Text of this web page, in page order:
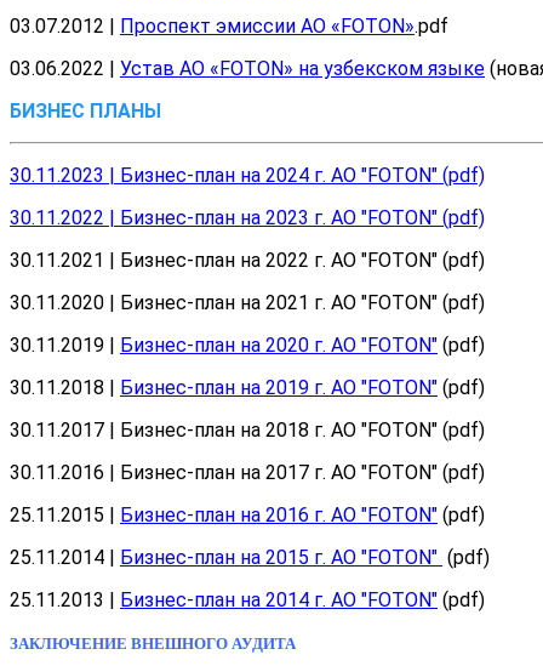
03.07.2012 | Проспект эмиссии АО «FOTON».pdf
03.06.2022 | Устав АО «FOTON» на узбекском языке
БИЗНЕС ПЛАНЫ
30.11.2023 | Бизнес-план на 2024 г. АО "FOTON" (pdf)
30.11.2022 | Бизнес-план на 2023 г. АО "FOTON" (pdf)
30.11.2021 | Бизнес-план на 2022 г. АО "FOTON" (pdf)
30.11.2020 | Бизнес-план на 2021 г. АО "FOTON" (pdf)
30.11.2019 | Бизнес-план на 2020 г. АО "FOTON" (pdf)
30.11.2018 | Бизнес-план на 2019 г. АО "FOTON" (pdf)
30.11.2017 | Бизнес-план на 2018 г. АО "FOTON" (pdf)
30.11.2016 | Бизнес-план на 2017 г. АО "FOTON" (pdf)
25.11.2015 | Бизнес-план на 2016 г. АО "FOTON" (pdf)
25.11.2014 | Бизнес-план на 2015 г. АО "FOTON" (pdf)
25.11.2013 | Бизнес-план на 2014 г. АО "FOTON" (pdf)
ЗАКЛЮЧЕНИЕ ВНЕШНОГО АУДИТА